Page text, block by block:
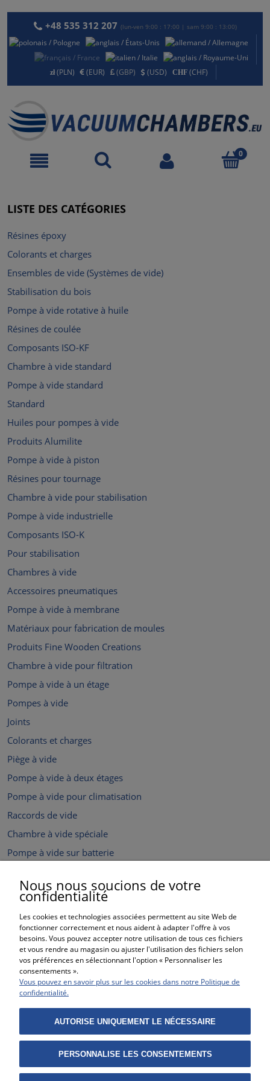
+48 535 312 207 (lun-ven 9:00 : 17:00 | sam 9:00 : 13:00)
(PLN) (EUR) (GBP) (USD) (CHF)
LISTE DES CATÉGORIES
Résines époxy
Colorants et charges
Ensembles de vide (Systèmes de vide)
Stabilisation du bois
Pompe à vide rotative à huile
Résines de coulée
Composants ISO-KF
Chambre à vide standard
Pompe à vide standard
Standard
Huiles pour pompes à vide
Produits Alumilite
Pompe à vide à piston
Résines pour tournage
Chambre à vide pour stabilisation
Pompe à vide industrielle
Composants ISO-K
Pour stabilisation
Chambres à vide
Accessoires pneumatiques
Pompe à vide à membrane
Matériaux pour fabrication de moules
Produits Fine Wooden Creations
Chambre à vide pour filtration
Pompe à vide à un étage
Pompes à vide
Joints
Colorants et charges
Piège à vide
Pompe à vide à deux étages
Pompe à vide pour climatisation
Raccords de vide
Chambre à vide spéciale
Pompe à vide sur batterie
Accessoires pour pompes à vide
Pièces de rechange pour chambres à vide et pompes
Matériaux de modélisation
Outlet
AIDE
MON COMPTE
Nous nous soucions de votre
confidentialité
Les cookies et technologies associées permettent au site Web de
fonctionner correctement et nous aident à adapter l'offre à vos
besoins. Vous pouvez accepter notre utilisation de tous ces fichiers
et vous rendre au magasin ou ajuster l'utilisation des fichiers selon
vos préférences en sélectionnant l'option « Personnaliser les
consentements ».
Vous pouvez en savoir plus sur les cookies dans notre Politique de
confidentialité.
AUTORISE UNIQUEMENT LE NÉCESSAIRE
PERSONNALISE LES CONSENTEMENTS